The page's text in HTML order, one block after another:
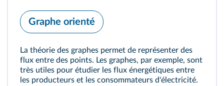
Graphe orienté
La théorie des graphes permet de représenter des
flux entre des points. Les graphes, par exemple, sont
très utiles pour étudier les flux énergétiques entre
les producteurs et les consommateurs d'électricité.